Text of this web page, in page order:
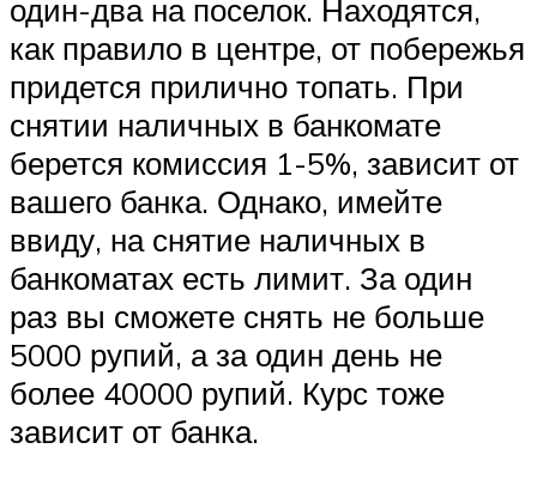
один-два на поселок. Находятся,
как правило в центре, от побережья
придется прилично топать. При
снятии наличных в банкомате
берется комиссия 1-5%, зависит от
вашего банка. Однако, имейте
ввиду, на снятие наличных в
банкоматах есть лимит. За один
раз вы сможете снять не больше
5000 рупий, а за один день не
более 40000 рупий. Курс тоже
зависит от банка.